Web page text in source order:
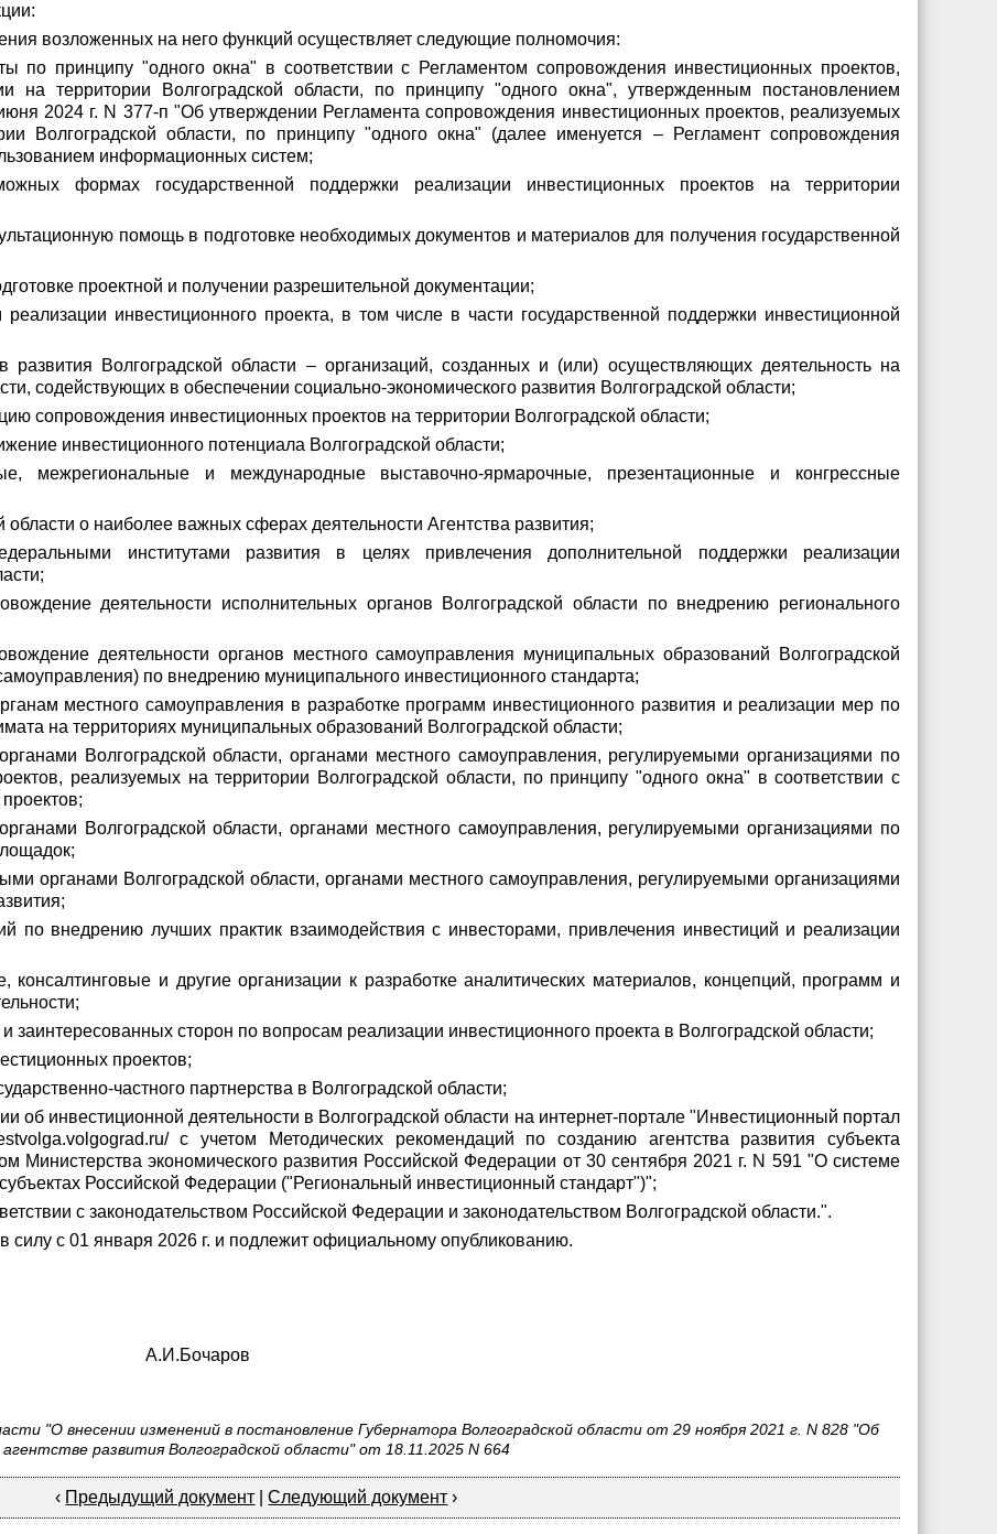
возложенных на него функций осуществляет следующие полномочия:
по принципу "одного окна" в соответствии с Регламентом сопровождения инвестиционных проектов,
на территории Волгоградской области, по принципу "одного окна", утвержденным постановлением
2024 г. N 377-п "Об утверждении Регламента сопровождения инвестиционных проектов, реализуемых
Волгоградской области, по принципу "одного окна" (далее именуется – Регламент сопровождения
информационных систем;
формах государственной поддержки реализации инвестиционных проектов на территории
помощь в подготовке необходимых документов и материалов для получения государственной
проектной и получении разрешительной документации;
инвестиционного проекта, в том числе в части государственной поддержки инвестиционной
развития Волгоградской области – организаций, созданных и (или) осуществляющих деятельность на
содействующих в обеспечении социально-экономического развития Волгоградской области;
сопровождения инвестиционных проектов на территории Волгоградской области;
инвестиционного потенциала Волгоградской области;
межрегиональные и международные выставочно-ярмарочные, презентационные и конгрессные
о наиболее важных сферах деятельности Агентства развития;
институтами развития в целях привлечения дополнительной поддержки реализации
деятельности исполнительных органов Волгоградской области по внедрению регионального
деятельности органов местного самоуправления муниципальных образований Волгоградской
по внедрению муниципального инвестиционного стандарта;
местного самоуправления в разработке программ инвестиционного развития и реализации мер по
на территориях муниципальных образований Волгоградской области;
Волгоградской области, органами местного самоуправления, регулируемыми организациями по
реализуемых на территории Волгоградской области, по принципу "одного окна" в соответствии с
Волгоградской области, органами местного самоуправления, регулируемыми организациями по
органами Волгоградской области, органами местного самоуправления, регулируемыми организациями
по внедрению лучших практик взаимодействия с инвесторами, привлечения инвестиций и реализации
консалтинговые и другие организации к разработке аналитических материалов, концепций, программ и
заинтересованных сторон по вопросам реализации инвестиционного проекта в Волгоградской области;
проектов;
частного партнерства в Волгоградской области;
об инвестиционной деятельности в Волгоградской области на интернет-портале "Инвестиционный портал
с учетом Методических рекомендаций по созданию агентства развития субъекта
Министерства экономического развития Российской Федерации от 30 сентября 2021 г. N 591 "О системе
Российской Федерации ("Региональный инвестиционный стандарт")";
с законодательством Российской Федерации и законодательством Волгоградской области.".
силу с 01 января 2026 г. и подлежит официальному опубликованию.
А.И.Бочаров
"О внесении изменений в постановление Губернатора Волгоградской области от 29 ноября 2021 г. N 828 "Об
агентстве развития Волгоградской области" от 18.11.2025 N 664
‹ Предыдущий документ |Следующий документ ›